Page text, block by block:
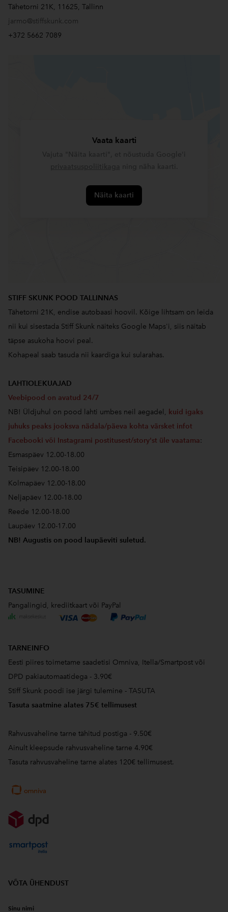
Tähetorni 21K, 11625, Tallinn
jarmo@stiffskunk.com
+372 5662 7089
Vaata kaarti
Näita kaarti
STIFF SKUNK POOD TALLINNAS
Tähetorni 21K, endise autobaasi hoovil. Kõige lihtsam on leida
nii kui sisestada Stiff Skunk näiteks Google Maps'i, siis näitab
täpse asukoha hoovi peal.
Kohapeal saab tasuda nii kaardiga kui sularahas.
LAHTIOLEKUAJAD
Veebipood on avatud 24/7
NB! Üldjuhul on pood lahti umbes neil aegadel, kuid igaks
juhuks peaks jooksva nädala/päeva kohta värsket infot
Facebooki või Instagrami postitusest/story'st üle vaatama:
Esmaspäev 12.00-18.00
Teisipäev 12.00-18.00
Kolmapäev 12.00-18.00
Neljapäev 12.00-18.00
Reede 12.00-18.00
Laupäev 12.00-17.00
NB! Augustis on pood laupäeviti suletud.
TASUMINE
Pangalingid, krediitkaart või PayPal
TARNEINFO
Eesti piires toimetame saadetisi Omniva, Itella/Smartpost või
DPD pakiautomaatidega - 3.90€
Stiff Skunk poodi ise järgi tulemine - TASUTA
Tasuta saatmine alates 75€ tellimusest
Rahvusvaheline tarne tähitud postiga - 9.50€
Ainult kleepsude rahvusvaheline tarne 4.90€
Tasuta rahvusvaheline tarne alates 120€ tellimusest.
VÕTA ÜHENDUST
Sinu nimi